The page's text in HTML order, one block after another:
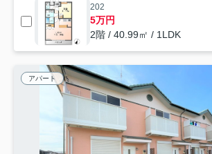
202
5万円
2階 / 40.99㎡ / 1LDK
アパート